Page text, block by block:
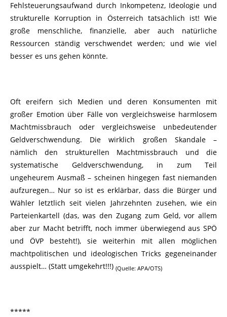
Fehlsteuerungsaufwand durch Inkompetenz, Ideologie und
strukturelle Korruption in Österreich tatsächlich ist! Wie
große menschliche, finanzielle, aber auch natürliche
Ressourcen ständig verschwendet werden; und wie viel
besser es uns gehen könnte.
Oft ereifern sich Medien und deren Konsumenten mit
großer Emotion über Fälle von vergleichsweise harmlosem
Machtmissbrauch oder vergleichsweise unbedeutender
Geldverschwendung. Die wirklich großen Skandale –
nämlich den strukturellen Machtmissbrauch und die
systematische Geldverschwendung, in zum Teil
ungeheurem Ausmaß – scheinen hingegen fast niemanden
aufzuregen… Nur so ist es erklärbar, dass die Bürger und
Wähler letztlich seit vielen Jahrzehnten zusehen, wie ein
Parteienkartell (das, was den Zugang zum Geld, vor allem
aber zur Macht betrifft, noch immer überwiegend aus SPÖ
und ÖVP besteht!), sie weiterhin mit allen möglichen
machtpolitischen und ideologischen Tricks gegeneinander
ausspielt… (Statt umgekehrt!!!) (Quelle: APA/OTS)
*****